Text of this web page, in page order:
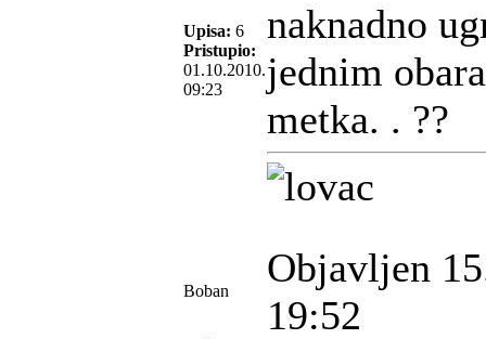
Upisa: 6
Pristupio:
01.10.2010.
09:23
naknadno
jednim
metka. . ??
Boban
Objavljen
19:52